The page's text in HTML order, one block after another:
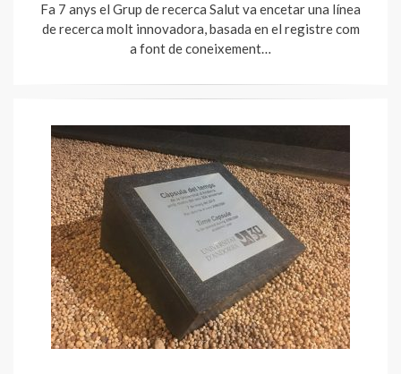
Fa 7 anys el Grup de recerca Salut va encetar una línea
de recerca molt innovadora, basada en el registre com
a font de coneixement…